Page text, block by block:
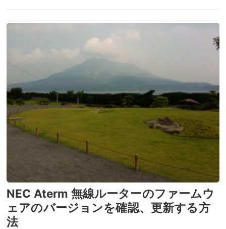
NEC Aterm 無線ルーターのファームウ
ェアのバージョンを確認、更新する方
法